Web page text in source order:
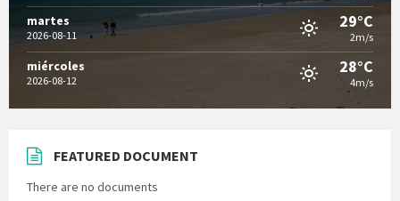
martes
2026-08-11
29°C
2m/s
miércoles
2026-08-12
28°C
4m/s
FEATURED DOCUMENT
There are no documents